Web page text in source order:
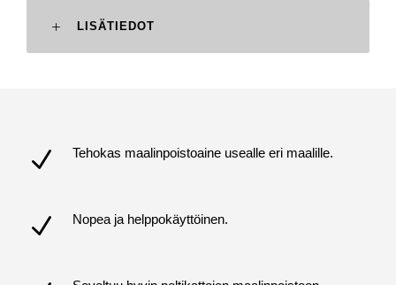
LISÄTIEDOT
Tehokas maalinpoistoaine usealle eri maalille.
Nopea ja helppokäyttöinen.